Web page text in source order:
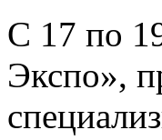
С 17 по
Экспо»,